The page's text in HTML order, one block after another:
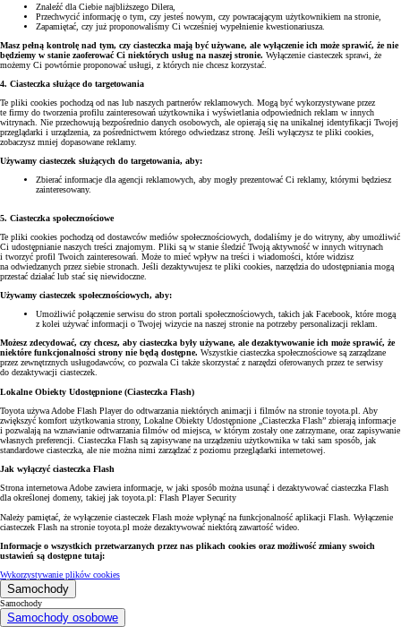
Znaleźć dla Ciebie najbliższego Dilera,
Przechwycić informację o tym, czy jesteś nowym, czy powracającym użytkownikiem na stronie,
Zapamiętać, czy już proponowaliśmy Ci wcześniej wypełnienie kwestionariusza.
Masz pełną kontrolę nad tym, czy ciasteczka mają być używane, ale wyłączenie ich może sprawić, że nie
będziemy w stanie zaoferować Ci niektórych usług na naszej stronie. Wyłączenie ciasteczek sprawi, że
możemy Ci powtórnie proponować usługi, z których nie chcesz korzystać.
4. Ciasteczka służące do targetowania
Te pliki cookies pochodzą od nas lub naszych partnerów reklamowych. Mogą być wykorzystywane przez
te firmy do tworzenia profilu zainteresowań użytkownika i wyświetlania odpowiednich reklam w innych
witrynach. Nie przechowują bezpośrednio danych osobowych, ale opierają się na unikalnej identyfikacji Twojej
przeglądarki i urządzenia, za pośrednictwem którego odwiedzasz stronę. Jeśli wyłączysz te pliki cookies,
zobaczysz mniej dopasowane reklamy.
Używamy ciasteczek służących do targetowania, aby:
Zbierać informacje dla agencji reklamowych, aby mogły prezentować Ci reklamy, którymi będziesz
zainteresowany.
5. Ciasteczka społecznościowe
Te pliki cookies pochodzą od dostawców mediów społecznościowych, dodaliśmy je do witryny, aby umożliwić
Ci udostępnianie naszych treści znajomym. Pliki są w stanie śledzić Twoją aktywność w innych witrynach
i tworzyć profil Twoich zainteresowań. Może to mieć wpływ na treści i wiadomości, które widzisz
na odwiedzanych przez siebie stronach. Jeśli dezaktywujesz te pliki cookies, narzędzia do udostępniania mogą
przestać działać lub stać się niewidoczne.
Używamy ciasteczek społecznościowych, aby:
Umożliwić połączenie serwisu do stron portali społecznościowych, takich jak Facebook, które mogą
z kolei używać informacji o Twojej wizycie na naszej stronie na potrzeby personalizacji reklam.
Możesz zdecydować, czy chcesz, aby ciasteczka były używane, ale dezaktywowanie ich może sprawić, że
niektóre funkcjonalności strony nie będą dostępne. Wszystkie ciasteczka społecznościowe są zarządzane
przez zewnętrznych usługodawców, co pozwala Ci także skorzystać z narzędzi oferowanych przez te serwisy
do dezaktywacji ciasteczek.
Lokalne Obiekty Udostępnione (Ciasteczka Flash)
Toyota używa Adobe Flash Player do odtwarzania niektórych animacji i filmów na stronie toyota.pl. Aby
zwiększyć komfort użytkowania strony, Lokalne Obiekty Udostępnione „Ciasteczka Flash” zbierają informacje
i pozwalają na wznawianie odtwarzania filmów od miejsca, w którym zostały one zatrzymane, oraz zapisywanie
własnych preferencji. Ciasteczka Flash są zapisywane na urządzeniu użytkownika w taki sam sposób, jak
standardowe ciasteczka, ale nie można nimi zarządzać z poziomu przeglądarki internetowej.
Jak wyłączyć ciasteczka Flash
Strona internetowa Adobe zawiera informacje, w jaki sposób można usunąć i dezaktywować ciasteczka Flash
dla określonej domeny, takiej jak toyota.pl: Flash Player Security
Należy pamiętać, że wyłączenie ciasteczek Flash może wpłynąć na funkcjonalność aplikacji Flash. Wyłączenie
ciasteczek Flash na stronie toyota.pl może dezaktywować niektórą zawartość wideo.
Informacje o wszystkich przetwarzanych przez nas plikach cookies oraz możliwość zmiany swoich
ustawień są dostępne tutaj:
Wykorzystywanie plików cookies
Samochody
Samochody
Samochody osobowe